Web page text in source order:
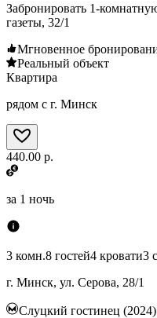
Забронировать 1-
газеты, 32/1
Мгновенное
Реальный объект
Квартира
рядом с г. Минск
440.00 р.
за 1 ночь
3 комн.8 гостей4 кровати3
г. Минск, ул. Серова, 28/1
Слуцкий гостинец (2024)